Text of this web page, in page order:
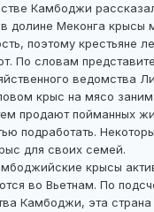
Камбоджи
долине Меконга крысы
поэтому крестьяне
По словам
ведомства
крыс на мясо
продают пойманных
подработать.
для своих семей.
крысы
во Вьетнам. По
Камбоджи, эта страна